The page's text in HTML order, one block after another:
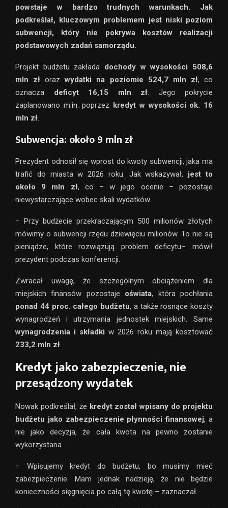
powstaje w bardzo trudnych warunkach. Jak
podkreślał, kluczowym problemem jest niski poziom
subwencji, który nie pokrywa kosztów realizacji
podstawowych zadań samorządu.
Projekt budżetu zakłada dochody w wysokości 508,6
mln zł orazwydatki na poziomie 524,7 mln zł, co
oznacza deficyt 16,15 mln zł. Jego pokrycie
zaplanowano m.in. poprzez
kredyt w wysokości ok. 16
mln zł.
Subwencja: około 9 mln zł
Prezydent odnosił się wprost do kwoty subwencji, jaka ma
trafić do miasta w 2026 roku. Jak wskazywał, jest to
około 9 mln zł, co – w jego ocenie – pozostaje
niewystarczające wobec skali wydatków.
– Przy budżecie przekraczającym 500 milionów złotych
mówimy o subwencji rzędu dziewięciu milionów. To nie są
pieniądze, które rozwiązują problem deficytu– mówił
prezydent podczas konferencji.
Zwracał uwagę, że szczególnym obciążeniem dla
miejskich finansów pozostaje oświata, która pochłania
ponad 44 proc. całego budżetu, a także rosnące koszty
wynagrodzeń i utrzymania jednostek miejskich. Same
wynagrodzenia i składki w 2026 roku mają kosztować
233,2 mln zł.
Kredyt jako zabezpieczenie, nie
przesądzony wydatek
Nowak podkreślał, że kredyt został wpisany do projektu
budżetu jako zabezpieczenie płynności finansowej, a
nie jako decyzja, że cała kwota na pewno zostanie
wykorzystana.
– Wpisujemy kredyt do budżetu, bo musimy mieć
zabezpieczenie. Mam jednak nadzieję, że nie będzie
konieczności sięgnięcia po całą tę kwotę – zaznaczał.